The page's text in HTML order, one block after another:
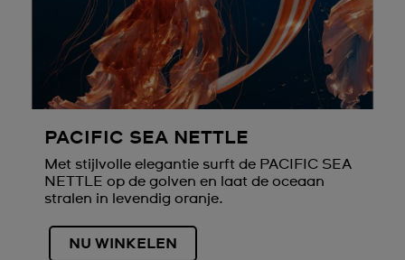
PACIFIC SEA NETTLE
Met stijlvolle elegantie surft de PACIFIC SEA
NETTLE op de golven en laat de oceaan
stralen in levendig oranje.
NU WINKELEN